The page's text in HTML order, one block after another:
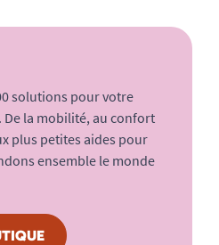
solutions pour votre
la mobilité, au confort
plus petites aides pour
ensemble le monde